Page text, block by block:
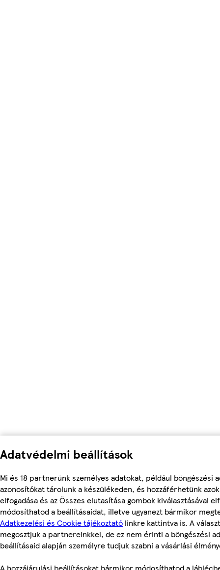
Adatvédelmi beállítások
Mi és 18 partnerünk személyes adatokat, például böngészési
azonosítókat tárolunk a készülékeden, és hozzáférhetünk
elfogadása és az Összes elutasítása gombok kiválasztásával
módosíthatod a beállításaidat, illetve ugyanezt bármikor
Adatkezelési és Cookie tájékoztató linkre kattintva is. A
megosztjuk a partnereinkkel, de ez nem érinti a böngészési
beállításaid alapján személyre tudjuk szabni a vásárlási
A hozzájárulási beállításokat bármikor módosíthatod a